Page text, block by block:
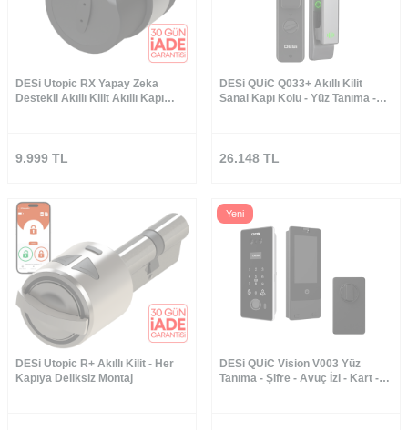
DESi Utopic RX Yapay Zeka
Destekli Akıllı Kilit Akıllı Kapı
9.999 TL
DESi QUiC Q033+ Akıllı Kilit
Sanal Kapı Kolu - Yüz Tanıma -
26.148 TL
DESi Utopic R+ Akıllı Kilit - Her
Kapıya Deliksiz Montaj
Yeni
DESi QUiC Vision V003 Yüz
Tanıma - Şifre - Avuç İzi - Kart -